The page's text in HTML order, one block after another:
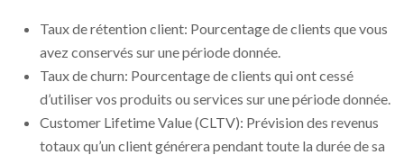
Taux de rétention client: Pourcentage de clients que vous
avez conservés sur une période donnée.
Taux de churn: Pourcentage de clients qui ont cessé
d’utiliser vos produits ou services sur une période donnée.
Customer Lifetime Value (CLTV): Prévision des revenus
totaux qu’un client générera pendant toute la durée de sa